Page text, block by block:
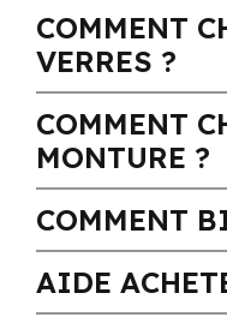
COMMENT
VERRES ?
COMMENT
MONTURE ?
COMMENT
AIDE